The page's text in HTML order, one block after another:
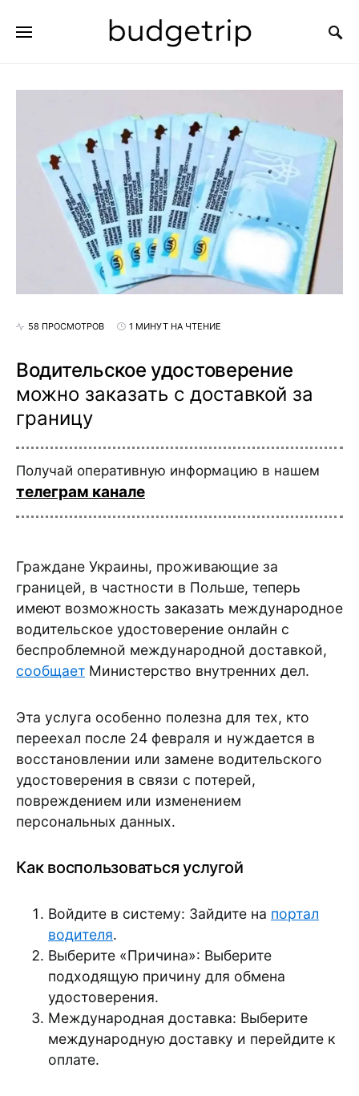
58 ПРОСМОТРОВ 1 МИНУТ НА ЧТЕНИЕ
Водительское удостоверение
можно заказать с доставкой за
границу
Получай оперативную информацию в нашем
телеграм канале
Граждане Украины, проживающие за
границей, в частности в Польше, теперь
имеют возможность заказать международное
водительское удостоверение онлайн с
беспроблемной международной доставкой,
сообщает Министерство внутренних дел.
Эта услуга особенно полезна для тех, кто
переехал после 24 февраля и нуждается в
восстановлении или замене водительского
удостоверения в связи с потерей,
повреждением или изменением
персональных данных.
Как воспользоваться услугой
Войдите в систему: Зайдите на портал
водителя.
Выберите «Причина»: Выберите
подходящую причину для обмена
удостоверения.
Международная доставка: Выберите
международную доставку и перейдите к
оплате.